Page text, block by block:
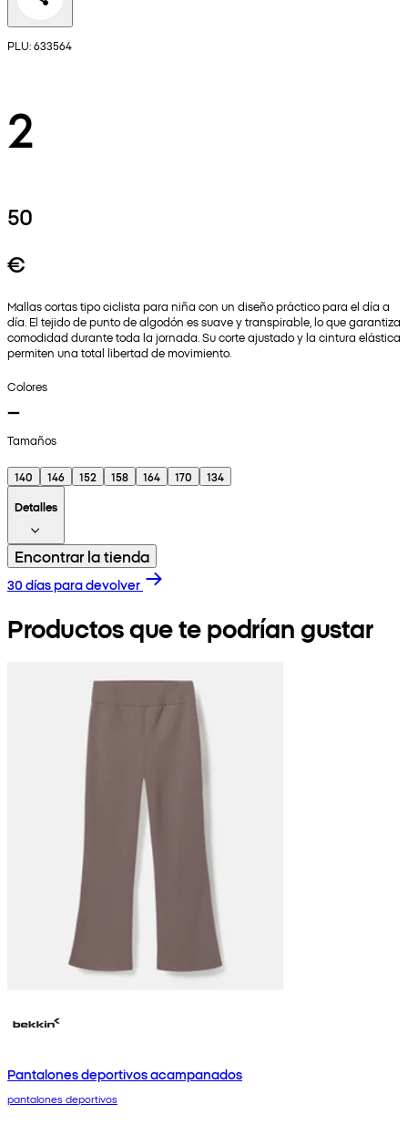
PLU: 633564
2
50
€
Mallas cortas tipo ciclista para niña con un diseño práctico para el día a
día. El tejido de punto de algodón es suave y transpirable, lo que garantiza
comodidad durante toda la jornada. Su corte ajustado y la cintura elástica
permiten una total libertad de movimiento.
Colores
Tamaños
140 146 152 158 164 170
134
Detalles
Encontrar la tienda
30 días para devolver
Productos que te podrían gustar
Pantalones deportivos acampanados
pantalones deportivos